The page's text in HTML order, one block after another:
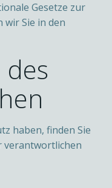
Gesetze zur
Sie in den
haben, finden Sie
verantwortlichen